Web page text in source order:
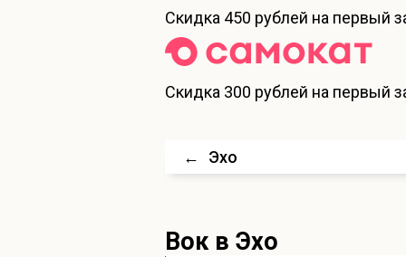
Скидка 450 рублей на первый
Скидка 300 рублей на первый
← Эхо
Вокв Эхо